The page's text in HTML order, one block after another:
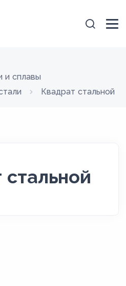
и сплавы
Квадрат стальной